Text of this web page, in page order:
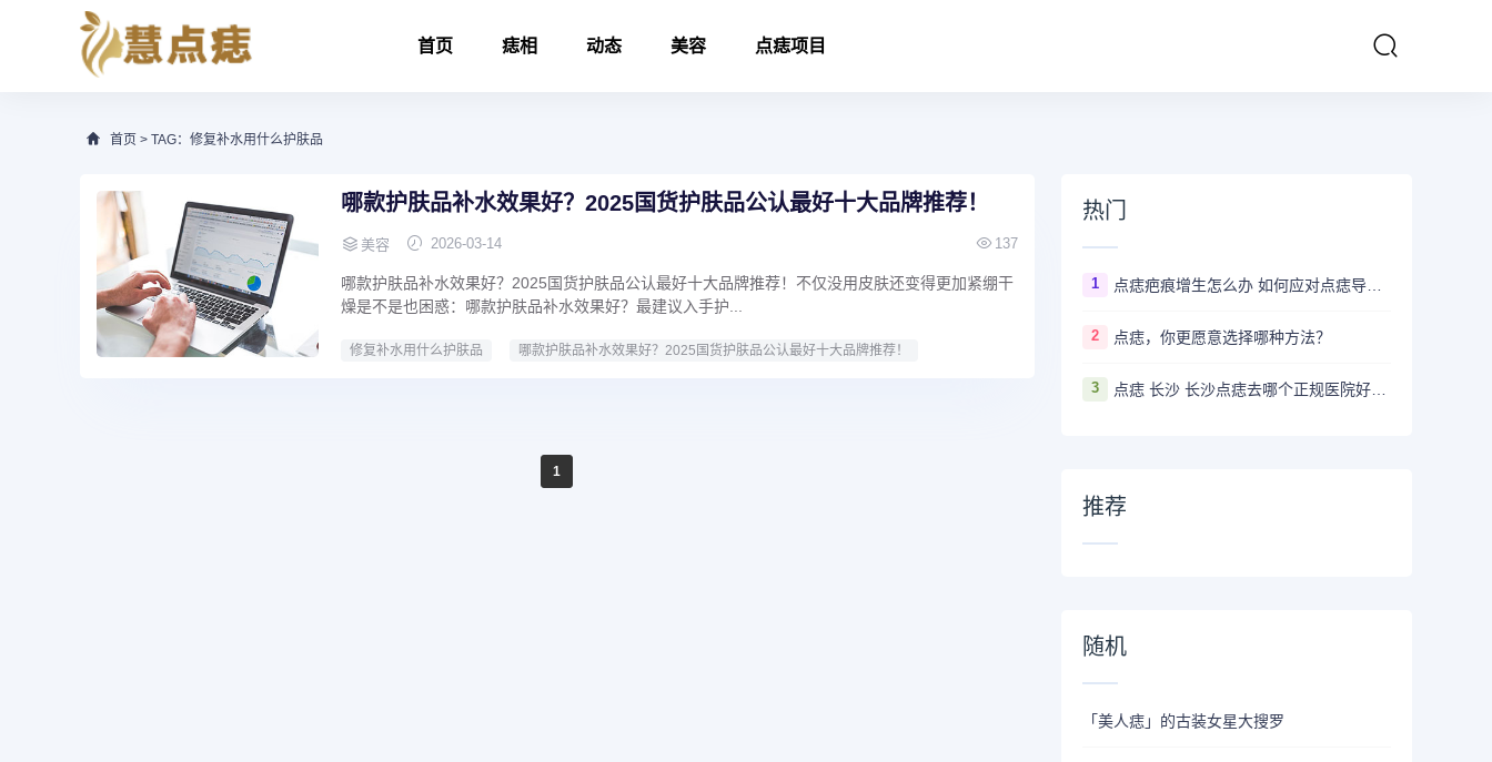
首页 痣相 动态 美容 点痣项目
首页 > TAG：修复补水用什么护肤品
哪款护肤品补水效果好？2025国货护肤品公认最好十大品牌推荐！
美容 2026-03-14 137
哪款护肤品补水效果好？2025国货护肤品公认最好十大品牌推荐！不仅没用皮肤还变得更加紧绷干
燥是不是也困惑：哪款护肤品补水效果好？最建议入手护...
修复补水用什么护肤品 哪款护肤品补水效果好？2025国货护肤品公认最好十大品牌推荐！
1
热门
1 点痣疤痕增生怎么办 如何应对点痣导致的疤痕增生
2 点痣，你更愿意选择哪种方法？
3 点痣 长沙 长沙点痣去哪个正规医院好？推荐5家口碑超棒且价格实惠的好医院
推荐
随机
「美人痣」的古装女星大搜罗